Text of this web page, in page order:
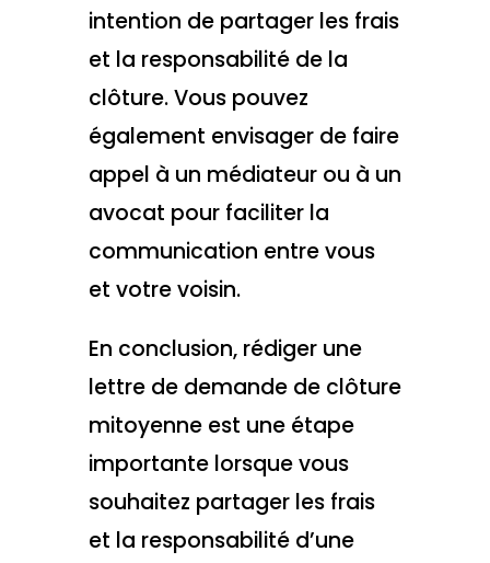
intention de partager les frais
et la responsabilité de la
clôture. Vous pouvez
également envisager de faire
appel à un médiateur ou à un
avocat pour faciliter la
communication entre vous
et votre voisin.
En conclusion, rédiger une
lettre de demande de clôture
mitoyenne est une étape
importante lorsque vous
souhaitez partager les frais
et la responsabilité d’une